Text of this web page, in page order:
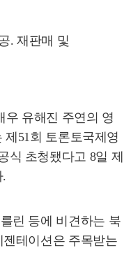
. 재판매 및
우 유해진 주연의 영
제51회 토론토국제영
식 초청됐다고 8일 제
.
린 등에 비견하는 북
테이션은 주목받는